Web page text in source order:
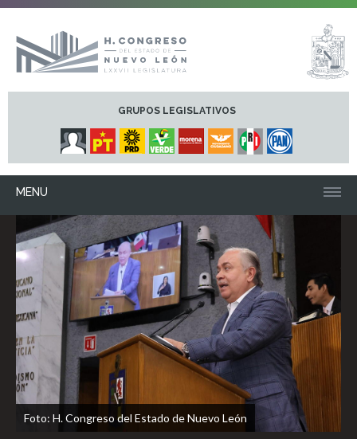
GRUPOS LEGISLATIVOS
MENU
Foto: H. Congreso del Estado de Nuevo León